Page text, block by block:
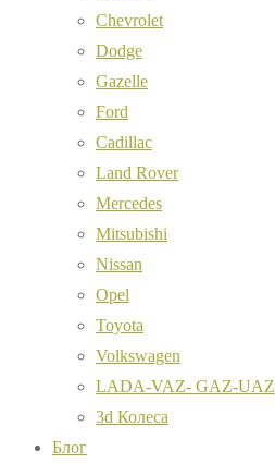
Chevrolet
Dodge
Gazelle
Ford
Cadillac
Land Rover
Mercedes
Mitsubishi
Nissan
Opel
Toyota
Volkswagen
LADA-VAZ- GAZ-UAZ
3d Колеса
Блог